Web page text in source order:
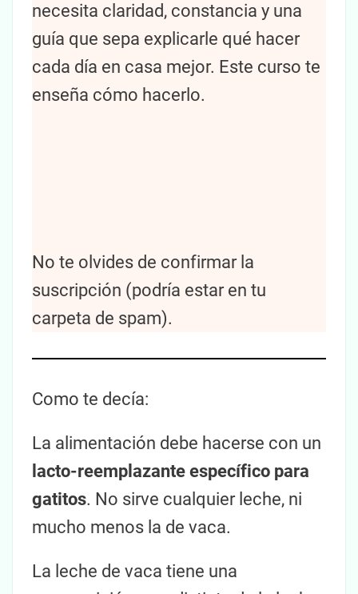
necesita claridad, constancia y una
guía que sepa explicarle qué hacer
cada día en casa mejor. Este curso te
enseña cómo hacerlo.
No te olvides de confirmar la
suscripción (podría estar en tu
carpeta de spam).
Como te decía:
La alimentación debe hacerse con un
lacto-reemplazante específico para
gatitos. No sirve cualquier leche, ni
mucho menos la de vaca.
La leche de vaca tiene una